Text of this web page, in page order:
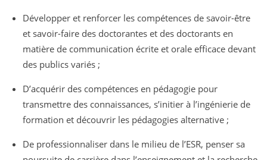
Développer et renforcer les compétences de savoir-être
et savoir-faire des doctorantes et des doctorants en
matière de communication écrite et orale efficace devant
des publics variés ;
D’acquérir des compétences en pédagogie pour
transmettre des connaissances, s’initier à l’ingénierie de
formation et découvrir les pédagogies alternative ;
De professionnaliser dans le milieu de l’ESR, penser sa